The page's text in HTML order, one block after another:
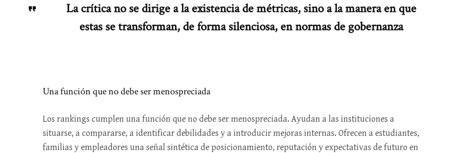
La crítica no se dirige a la existencia de métricas, sino a la manera en que
estas se transforman, de forma silenciosa, en normas de gobernanza
Una función que no debe ser menospreciada
Los rankings cumplen una función que no debe ser menospreciada. Ayudan a las instituciones a
situarse, a compararse, a identificar debilidades y a introducir mejoras internas. Ofrecen a estudiantes,
familias y empleadores una señal sintética de posicionamiento, reputación y expectativas de futuro en